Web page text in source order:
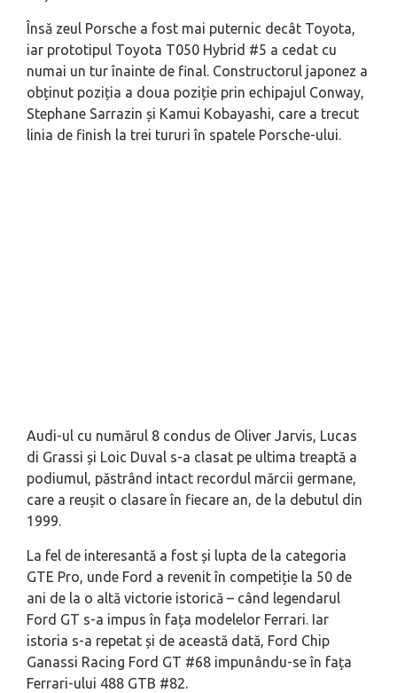
Însă zeul Porsche a fost mai puternic decât Toyota,
iar prototipul Toyota T050 Hybrid #5 a cedat cu
numai un tur înainte de final. Constructorul japonez a
obținut poziția a doua poziție prin echipajul Conway,
Stephane Sarrazin și Kamui Kobayashi, care a trecut
linia de finish la trei tururi în spatele Porsche-ului.
Audi-ul cu numărul 8 condus de Oliver Jarvis, Lucas
di Grassi și Loic Duval s-a clasat pe ultima treaptă a
podiumul, păstrând intact recordul mărcii germane,
care a reușit o clasare în fiecare an, de la debutul din
1999.
La fel de interesantă a fost și lupta de la categoria
GTE Pro, unde Ford a revenit în competiție la 50 de
ani de la o altă victorie istorică – când legendarul
Ford GT s-a impus în fața modelelor Ferrari. Iar
istoria s-a repetat și de această dată, Ford Chip
Ganassi Racing Ford GT #68 impunându-se în fața
Ferrari-ului 488 GTB #82.